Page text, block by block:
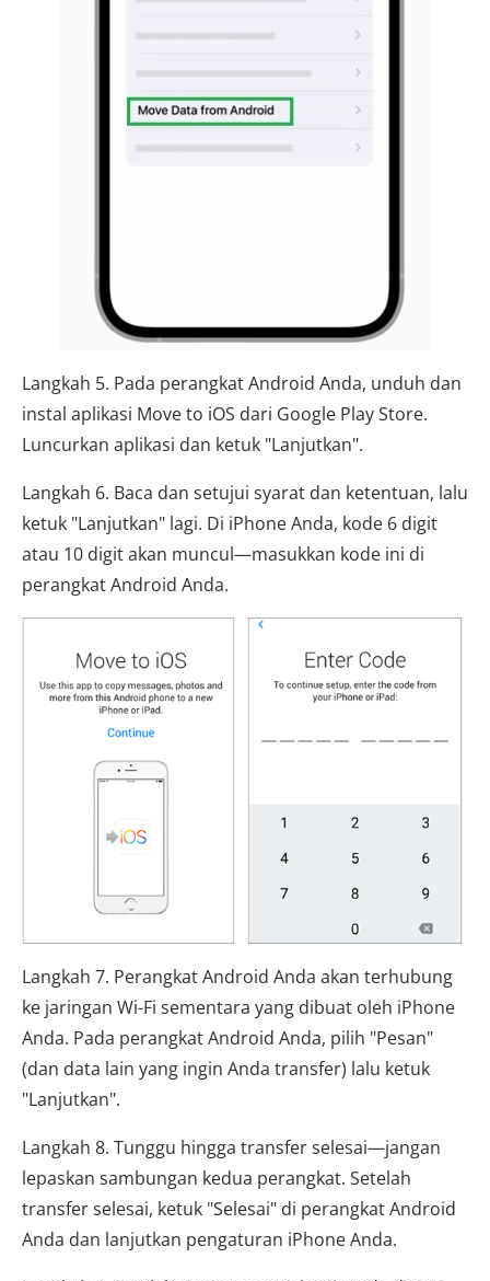
Langkah 5. Pada perangkat Android Anda, unduh dan
instal aplikasi Move to iOS dari Google Play Store.
Luncurkan aplikasi dan ketuk "Lanjutkan".
Langkah 6. Baca dan setujui syarat dan ketentuan, lalu
ketuk "Lanjutkan" lagi. Di iPhone Anda, kode 6 digit
atau 10 digit akan muncul—masukkan kode ini di
perangkat Android Anda.
Langkah 7. Perangkat Android Anda akan terhubung
ke jaringan Wi-Fi sementara yang dibuat oleh iPhone
Anda. Pada perangkat Android Anda, pilih "Pesan"
(dan data lain yang ingin Anda transfer) lalu ketuk
"Lanjutkan".
Langkah 8. Tunggu hingga transfer selesai—jangan
lepaskan sambungan kedua perangkat. Setelah
transfer selesai, ketuk "Selesai" di perangkat Android
Anda dan lanjutkan pengaturan iPhone Anda.